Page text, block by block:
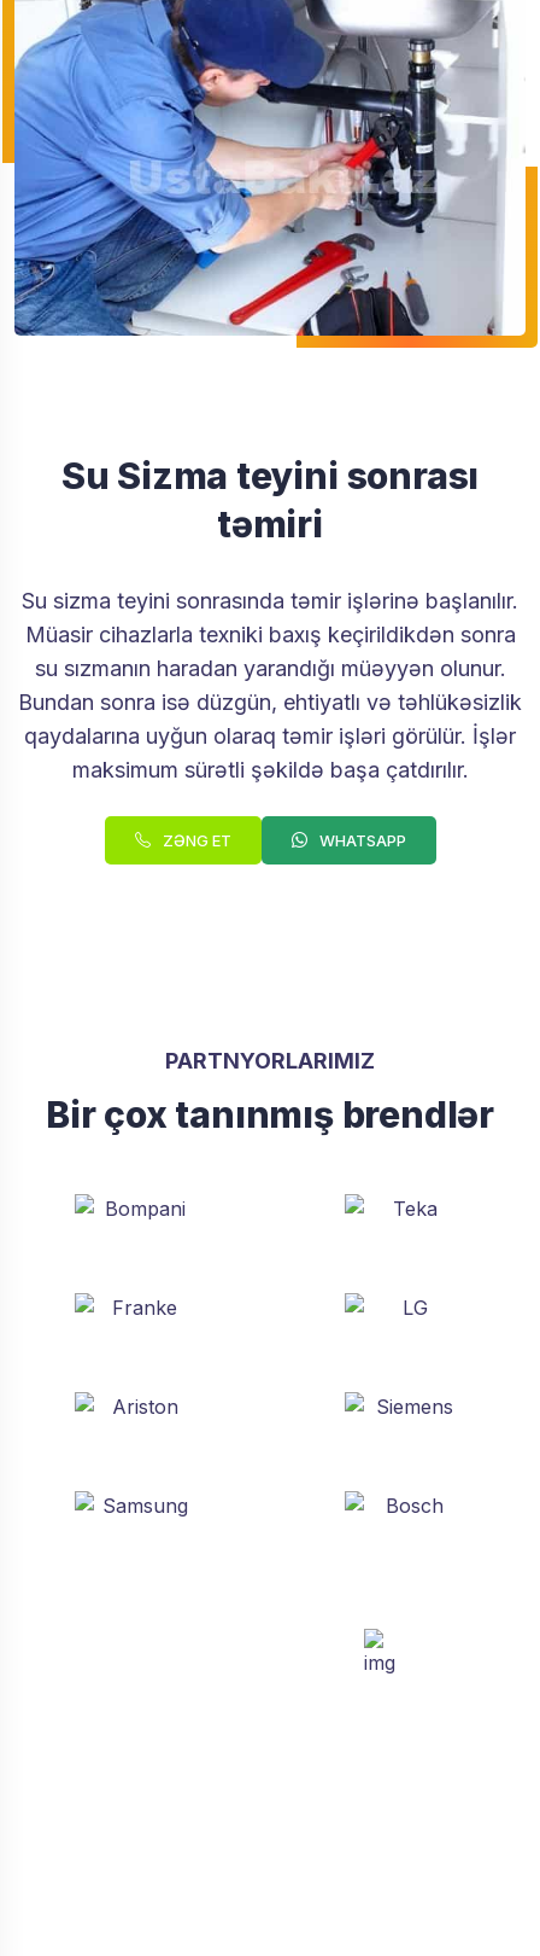
Su Sizma teyini sonrası
təmiri
Su sizma teyini sonrasında təmir işlərinə başlanılır.
Müasir cihazlarla texniki baxış keçirildikdən sonra
su sızmanın haradan yarandığı müəyyən olunur.
Bundan sonra isə düzgün, ehtiyatlı və təhlükəsizlik
qaydalarına uyğun olaraq təmir işləri görülür. İşlər
maksimum sürətli şəkildə başa çatdırılır.
ZƏNG ET WHATSAPP
PARTNYORLARIMIZ
Bir çox tanınmış brendlər